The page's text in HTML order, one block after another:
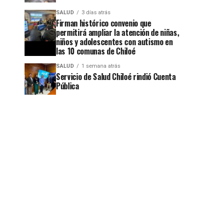
SALUD 3 días atrás
Firman histórico convenio que
permitirá ampliar la atención de niñas,
niños y adolescentes con autismo en
las 10 comunas de Chiloé
SALUD 1 semana atrás
Servicio de Salud Chiloé rindió Cuenta
Pública